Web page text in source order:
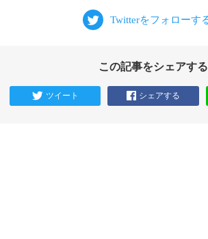
この記事をシェアする
ツイート シェアする